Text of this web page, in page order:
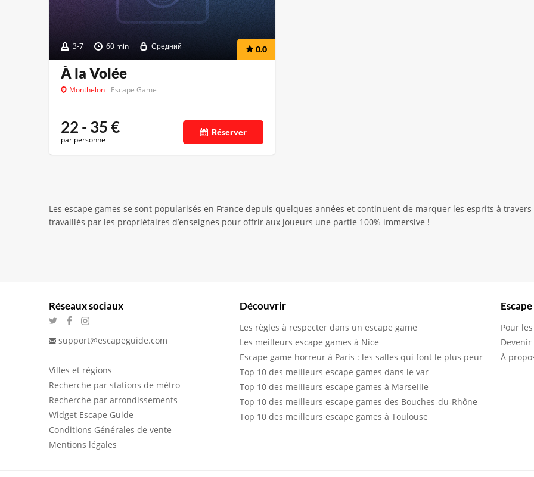
3-7 60 min Средний 0.0
À la Volée
Monthelon Escape Game
22 - 35€
par personne
Réserver
Les escape games se sont popularisés en France depuis quelques années et continuent de marquer les esprits à
travaillés par les propriétaires d’enseignes pour offrir aux joueurs une partie 100% immersive !
Réseaux sociaux
support@escapeguide.com
Villes et régions
Recherche par stations de métro
Recherche par arrondissements
Widget Escape Guide
Conditions Générales de vente
Mentions légales
Découvrir
Les règles à respecter dans un escape game
Les meilleurs escape games à Nice
Escape game horreur à Paris : les salles qui font le plus peur
Top 10 des meilleurs escape games dans le var
Top 10 des meilleurs escape games à Marseille
Top 10 des meilleurs escape games des Bouches-du-Rhône
Top 10 des meilleurs escape games à Toulouse
Pour
À